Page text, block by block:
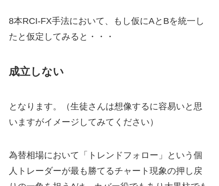
8本RCI-FX手法において、もし仮にAとBを統一し
たと仮定してみると・・・
成立しない
となります。（生徒さんは想像するに容易いと思
いますがイメージしてみてください）
為替相場において「トレンドフォロー」という個
人トレーダーが最も勝てるチャート現象の押し戻